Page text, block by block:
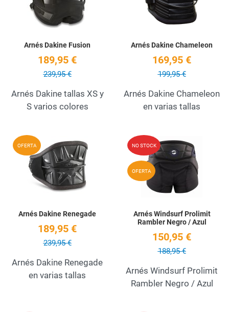
Arnés Dakine Fusion
189,95 €
239,95 €
Arnés Dakine tallas XS y
S varios colores
Arnés Dakine Chameleon
169,95 €
199,95 €
Arnés Dakine Chameleon
en varias tallas
OFERTA Add to Wishlist
Quick View
Arnés Dakine Renegade
189,95 €
239,95 €
Arnés Dakine Renegade
en varias tallas
NO STOCK
OFERTA
Arnés Windsurf Prolimit
Rambler Negro / Azul
150,95 €
188,95 €
Arnés Windsurf Prolimit
Rambler Negro / Azul